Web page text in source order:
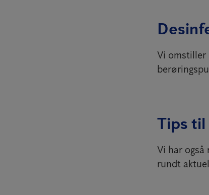
Vi omstiller
Tips
Vi har
rundt